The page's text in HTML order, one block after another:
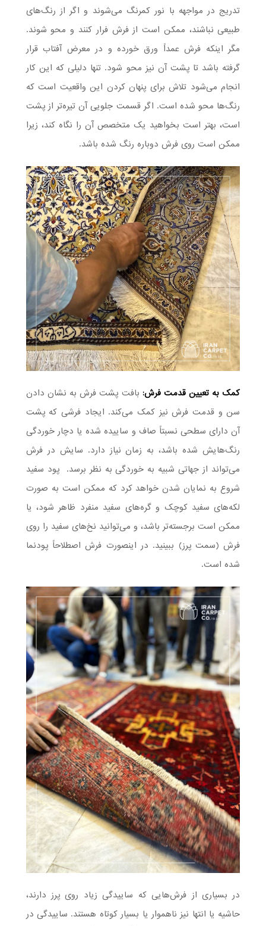
تدریج در مواجهه با نور کمرنگ می‌شوند و اگر از رنگ‌های
طبیعی نباشند، ممکن است از فرش فرار کنند و محو شوند.
مگر اینکه فرش عمداً ورق خورده و در معرض آفتاب قرار
گرفته باشد تا پشت آن نیز محو شود. تنها دلیلی که این کار
انجام می‌شود تلاش برای پنهان کردن این واقعیت است که
رنگ‌ها محو شده است. اگر قسمت جلویی آن تیره‌تر از پشت
است، بهتر است بخواهید یک متخصص آن را نگاه کند، زیرا
ممکن است روی فرش دوباره رنگ شده باشد.
کمک به تعیین قدمت فرش: بافت پشت فرش به نشان دادن
سن و قدمت فرش نیز کمک می‌کند. ایجاد فرشی که پشت
آن دارای سطحی نسبتاً صاف و ساییده شده یا دچار خوردگی
رنگ‌هایش شده باشد، به زمان نیاز دارد. سایش در فرش
می‌تواند از جهاتی شبیه به خوردگی به نظر برسد. پود سفید
شروع به نمایان شدن خواهد کرد که ممکن است به صورت
لکه‌های سفید کوچک و گره‌های سفید منفرد ظاهر شود، یا
ممکن است برجسته‌تر باشد، و می‌توانید نخ‌های سفید را روی
فرش (سمت پرز) ببینید. در اینصورت فرش اصطلاحاً پودنما
شده است.
در بسیاری از فرش‌هایی که ساییدگی زیاد روی پرز دارند،
حاشیه یا انتها نیز ناهموار یا بسیار کوتاه هستند. ساییدگی در